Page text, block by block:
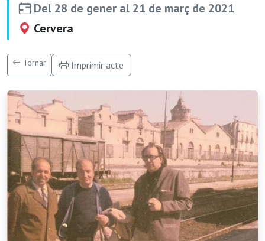
Del 28 de gener al 21 de març de 2021
Cervera
Tornar Imprimir acte